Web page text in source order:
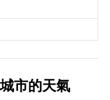
市的天氣